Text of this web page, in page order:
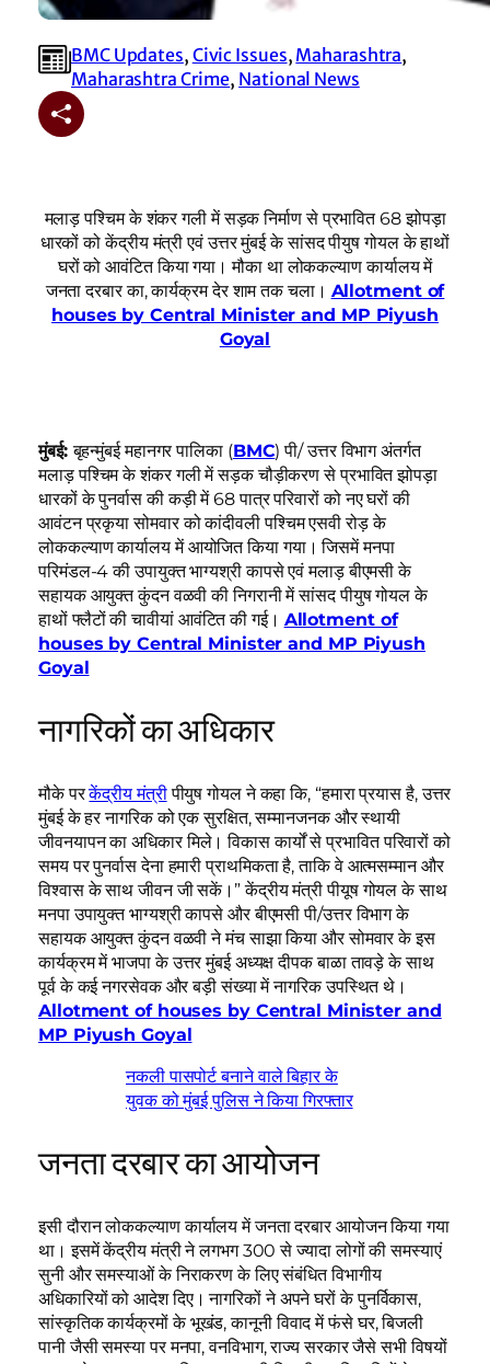
BMC Updates, Civic Issues, Maharashtra
Maharashtra Crime, National News
मलाड़ पश्चिम के शंकर गली में सड़क निर्माण से प्रभावित 68 झोपड़ा
धारकों को केंद्रीय मंत्री एवं उत्तर मुंबई के सांसद पीयुष गोयल के हाथों
घरों को आवंटित किया गया। मौका था लोककल्याण कार्यालय में
जनता दरबार का, कार्यक्रम देर शाम तक चला। Allotment of
houses by Central Minister and MP Piyush
Goyal
मुंबई:बृहन्मुंबई महानगर पालिका (BMC) पी/ उत्तर विभाग अंतर्गत
मलाड़ पश्चिम के शंकर गली में सड़क चौड़ीकरण से प्रभावित झोपड़ा
धारकों के पुनर्वास की कड़ी में 68 पात्र परिवारों को नए घरों की
आवंटन प्रकृया सोमवार को कांदीवली पश्चिम एसवी रोड़ के
लोककल्याण कार्यालय में आयोजित किया गया। जिसमें मनपा
परिमंडल-4 की उपायुक्त भाग्यश्री कापसे एवं मलाड़ बीएमसी के
सहायक आयुक्त कुंदन वळवी की निगरानी में सांसद पीयुष गोयल के
हाथों फ्लैटों की चावीयां आवंटित की गई। Allotment of
houses by Central Minister and MP Piyush
Goyal
नागरिकों का अधिकार
मौके परकेंद्रीय मंत्रीपीयुष गोयल ने कहा कि, “हमारा प्रयास है, उत्तर
मुंबई के हर नागरिक को एक सुरक्षित, सम्मानजनक और स्थायी
जीवनयापन का अधिकार मिले। विकास कार्यों से प्रभावित परिवारों को
समय पर पुनर्वास देना हमारी प्राथमिकता है, ताकि वे आत्मसम्मान और
विश्वास के साथ जीवन जी सकें।” केंद्रीय मंत्री पीयूष गोयल के साथ
मनपा उपायुक्त भाग्यश्री कापसे और बीएमसी पी/उत्तर विभाग के
सहायक आयुक्त कुंदन वळवी ने मंच साझा किया और सोमवार के इस
कार्यक्रम में भाजपा के उत्तर मुंबई अध्यक्ष दीपक बाळा तावड़े के साथ
पूर्व के कई नगरसेवक और बड़ी संख्या में नागरिक उपस्थित थे।
Allotment of houses by Central Minister and
MP Piyush Goyal
नकली पासपोर्ट बनाने वाले बिहार के
युवक को मुंबई पुलिस ने किया गिरफ्तार
जनता दरबार का आयोजन
इसी दौरान लोककल्याण कार्यालय में जनता दरबार आयोजन किया गया
था। इसमें केंद्रीय मंत्री ने लगभग 300 से ज्यादा लोगों की समस्याएं
सुनी और समस्याओं के निराकरण के लिए संबंधित विभागीय
अधिकारियों को आदेश दिए। नागरिकों ने अपने घरों के पुनर्विकास,
सांस्कृतिक कार्यक्रमों के भूखंड, कानूनी विवाद में फंसे घर, बिजली
पानी जैसी समस्या पर मनपा, वनविभाग, राज्य सरकार जैसे सभी विषयों